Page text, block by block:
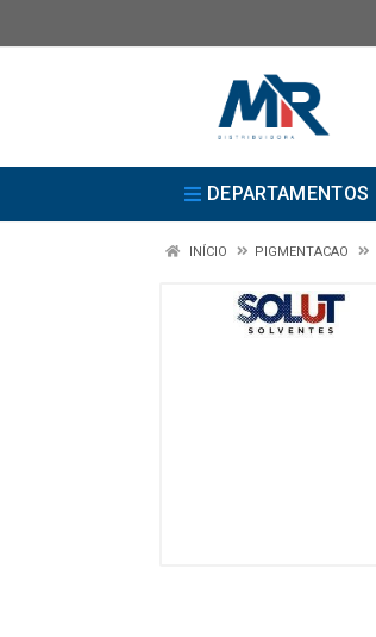
DEPARTAMENTOS
INÍCIO PIGMENTACAO